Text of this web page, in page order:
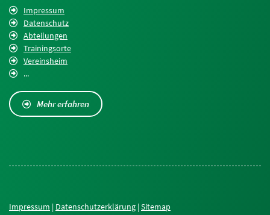
Impressum
Datenschutz
Abteilungen
Trainingsorte
Vereinsheim
...
Mehr erfahren
Impressum | Datenschutzerklärung |Sitemap